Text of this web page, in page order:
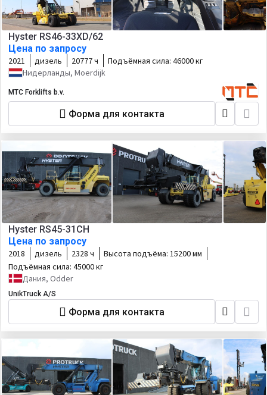
Hyster RS46-33XD/62
Цена по запросу
2021 дизель 20777 ч Подъёмная сила: 46000 кг
Нидерланды, Moerdijk
MTC Forklifts b.v.
Форма для контакта
Hyster RS45-31CH
Цена по запросу
2018 дизель 2328 ч Высота подъёма: 15200 мм
Подъёмная сила: 45000 кг
Дания, Odder
UnikTruck A/S
Форма для контакта